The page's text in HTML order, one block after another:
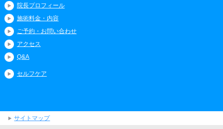
院長プロフィール
施術料金・内容
ご予約・お問い合わせ
アクセス
Q&A
セルフケア
サイトマップ